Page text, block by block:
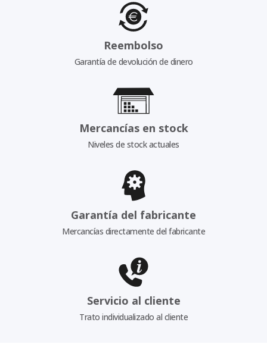
Reembolso
Garantía de devolución de dinero
Mercancías en stock
Niveles de stock actuales
Garantía del fabricante
Mercancías directamente del fabricante
Servicio al cliente
Trato individualizado al cliente